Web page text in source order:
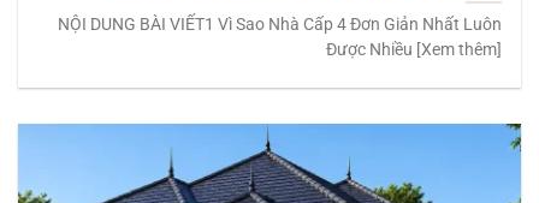
NỘI DUNG BÀI VIẾT1 Vì Sao Nhà Cấp 4 Đơn Giản Nhất Luôn
Được Nhiều [Xem thêm]